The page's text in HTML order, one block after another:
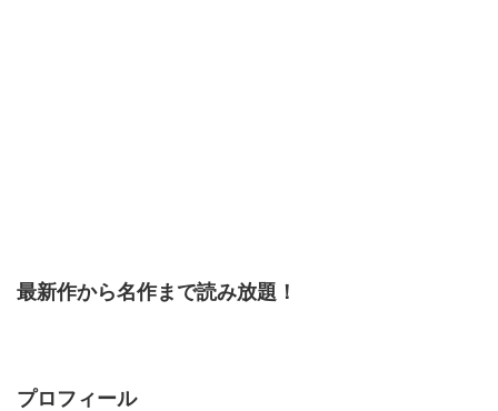
最新作から名作まで読み放題！
プロフィール